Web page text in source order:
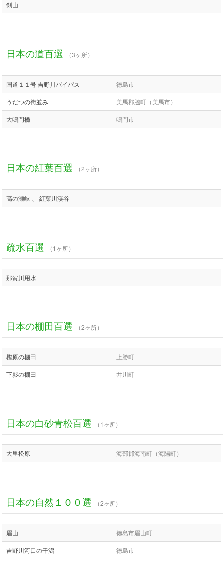
剣山
日本の道百選 （3ヶ所）
国道１１号 吉野川バイパス 徳島市
うだつの街並み 美馬郡脇町（美馬市）
大鳴門橋 鳴門市
日本の紅葉百選 （2ヶ所）
高の瀬峡 、 紅葉川渓谷
疏水百選 （1ヶ所）
那賀川用水
日本の棚田百選 （2ヶ所）
樫原の棚田 上勝町
下影の棚田 井川町
日本の白砂青松百選 （1ヶ所）
大里松原 海部郡海南町（海陽町）
日本の自然１００選 （2ヶ所）
眉山 徳島市眉山町
吉野川河口の干潟 徳島市